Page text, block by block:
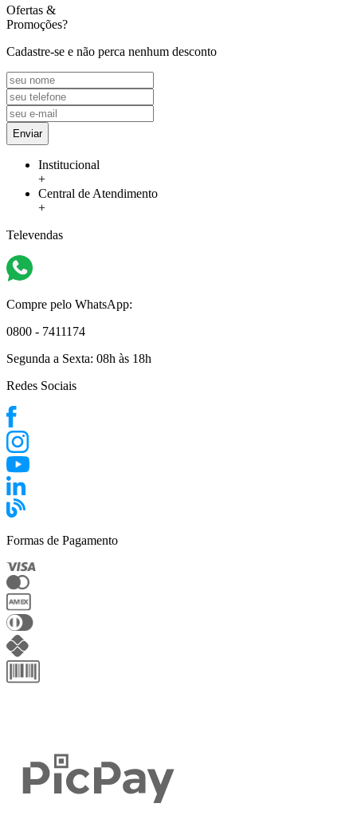
Ofertas &
Promoções?
Cadastre-se e não perca nenhum desconto
Enviar
Institucional
+
Central de Atendimento
+
Televendas
Compre pelo WhatsApp:
0800 - 7411174
Segunda a Sexta: 08h às 18h
Redes Sociais
Formas de Pagamento